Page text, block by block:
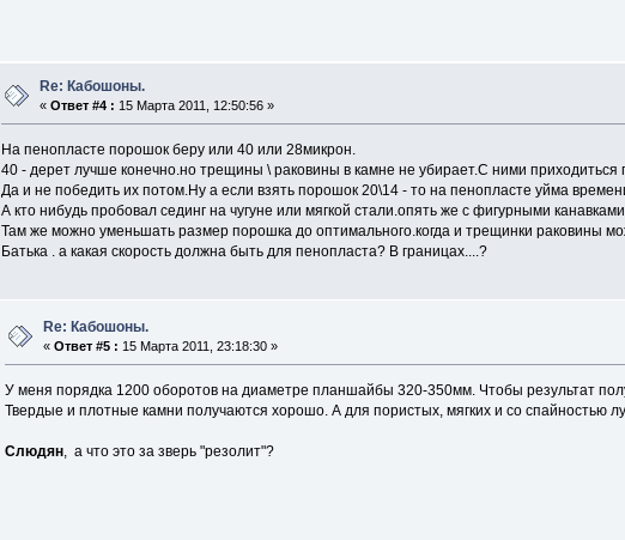
Re: Кабошоны.
«Ответ #4 : 15 Марта 2011, 12:50:56 »
На пенопласте порошок беру или 40 или 28микрон.
40 - дерет лучше конечно.но трещины \ раковины в камне не убирает.С ними приходиться
Да и не победить их потом.Ну а если взять порошок 20\14 - то на пенопласте уйма
А кто нибудь пробовал сединг на чугуне или мягкой стали.опять же с фигурными
Там же можно уменьшать размер порошка до оптимального.когда и трещинки раковины
Батька . а какая скорость должна быть для пенопласта? В границах....?
Re: Кабошоны.
«Ответ #5 : 15 Марта 2011, 23:18:30 »
У меня порядка 1200 оборотов на диаметре планшайбы 320-350мм. Чтобы результат
Твердые и плотные камни получаются хорошо. А для пористых, мягких и со спайностью
Слюдян, а что это за зверь "резолит"?